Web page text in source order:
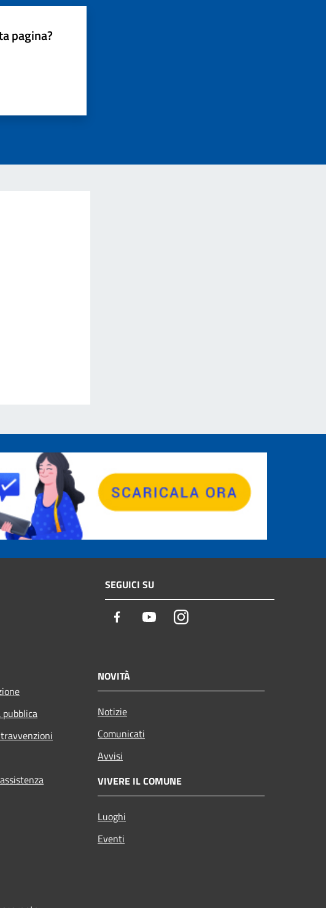
pagina?
SEGUICI SU
Facebook YoutubeInstagram
pubblica
NOVITÀ
Notizie
Comunicati
Avvisi
VIVERE IL COMUNE
Luoghi
Eventi